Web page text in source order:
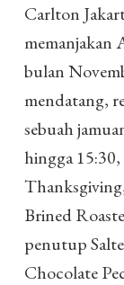
Carlton
memanjakan
bulan
mendatang,
sebuah
hingga
Brined
penutup
Chocolate